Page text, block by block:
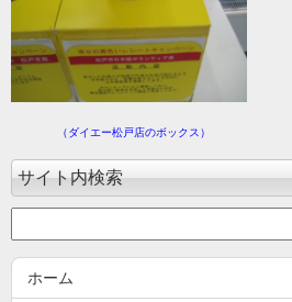
（ダイエー松戸店のボックス）
サイト内検索
ホーム